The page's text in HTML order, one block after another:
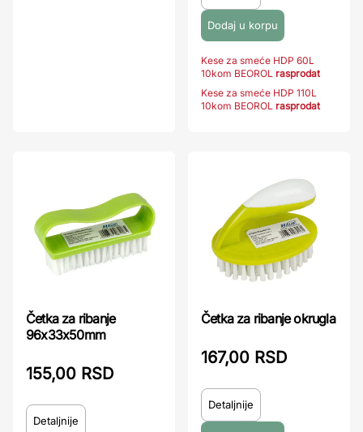
Kese za smeće HDP 60L
10kom BEOROL rasprodat
Kese za smeće HDP 110L
10kom BEOROL rasprodat
Četka za ribanje
96x33x50mm
155,00 RSD
Detaljnije
Četka za ribanje okrugla
167,00 RSD
Detaljnije